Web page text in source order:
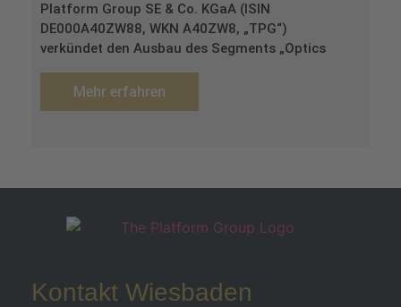
Platform Group SE & Co. KGaA (ISIN
DE000A40ZW88, WKN A40ZW8, „TPG“)
verkündet den Ausbau des Segments „Optics
Mehr erfahren
Kontakt Wiesbaden